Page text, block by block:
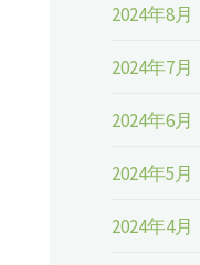
2024年8月
2024年7月
2024年6月
2024年5月
2024年4月